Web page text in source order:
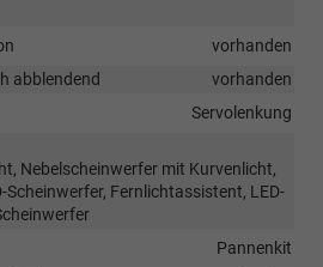
vorhanden
abblendend
vorhanden
Servolenkung
Nebelscheinwerfer mit Kurvenlicht,
Scheinwerfer, Fernlichtassistent, LED-
Pannenkit